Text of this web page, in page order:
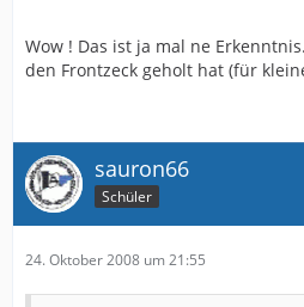
Wow ! Das ist ja mal ne
den Frontzeck geholt hat (für
sauron66
Schüler
24. Oktober 2008 um 21:55